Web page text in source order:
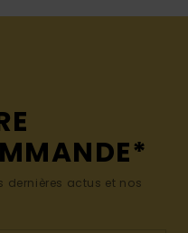
dernières actus et nos